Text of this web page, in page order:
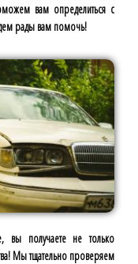
вам определиться с
рады вам помочь!
вы получаете не только
Мы тщательно проверяем